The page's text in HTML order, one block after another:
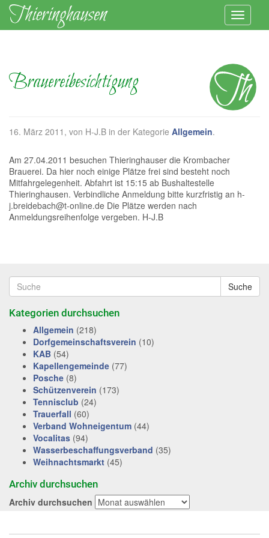
Brauereibesichtigung
16. März 2011 , von H-J.B in der Kategorie Allgemein.
Am 27.04.2011 besuchen Thieringhauser die Krombacher
Brauerei. Da hier noch einige Plätze frei sind besteht noch
Mitfahrgelegenheit. Abfahrt ist 15:15 ab Bushaltestelle
Thieringhausen. Verbindliche Anmeldung bitte kurzfristig an h-
j.breidebach@t-online.de Die Plätze werden nach
Anmeldungsreihenfolge vergeben. H-J.B
Suche
Kategorien durchsuchen
Allgemein (218)
Dorfgemeinschaftsverein (10)
KAB (54)
Kapellengemeinde (77)
Posche (8)
Schützenverein (173)
Tennisclub (24)
Trauerfall (60)
Verband Wohneigentum (44)
Vocalitas (94)
Wasserbeschaffungsverband (35)
Weihnachtsmarkt (45)
Archiv durchsuchen
Archiv durchsuchen